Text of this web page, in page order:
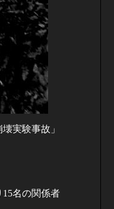
実験事故」
名の関係者